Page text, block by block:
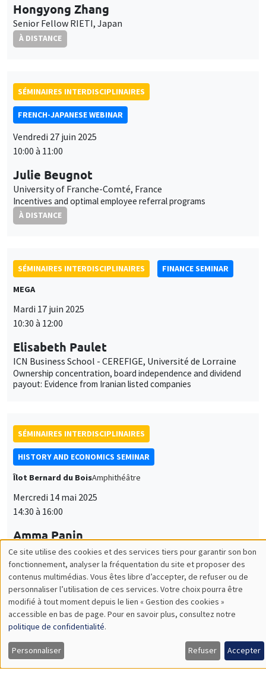
Hongyong Zhang
Senior Fellow RIETI, Japan
À DISTANCE
SÉMINAIRES INTERDISCIPLINAIRES
FRENCH-JAPANESE WEBINAR
Vendredi 27 juin 2025
10:00 à 11:00
Julie Beugnot
University of Franche-Comté, France
Incentives and optimal employee referral programs
À DISTANCE
SÉMINAIRES INTERDISCIPLINAIRES
FINANCE SEMINAR
MEGA
Mardi 17 juin 2025
10:30 à 12:00
Elisabeth Paulet
ICN Business School - CEREFIGE, Université de Lorraine
Ownership concentration, board independence and dividend
payout: Evidence from Iranian listed companies
SÉMINAIRES INTERDISCIPLINAIRES
HISTORY AND ECONOMICS SEMINAR
Îlot Bernard du BoisAmphithéâtre
Mercredi 14 mai 2025
14:30 à 16:00
Amma Panin
UCLouvain
Faith-Based Platforms
SÉMINAIRES INTERDISCIPLINAIRES
FINANCE SEMINAR
MEGA
Mardi 13 mai 2025
10:30 à 12:00